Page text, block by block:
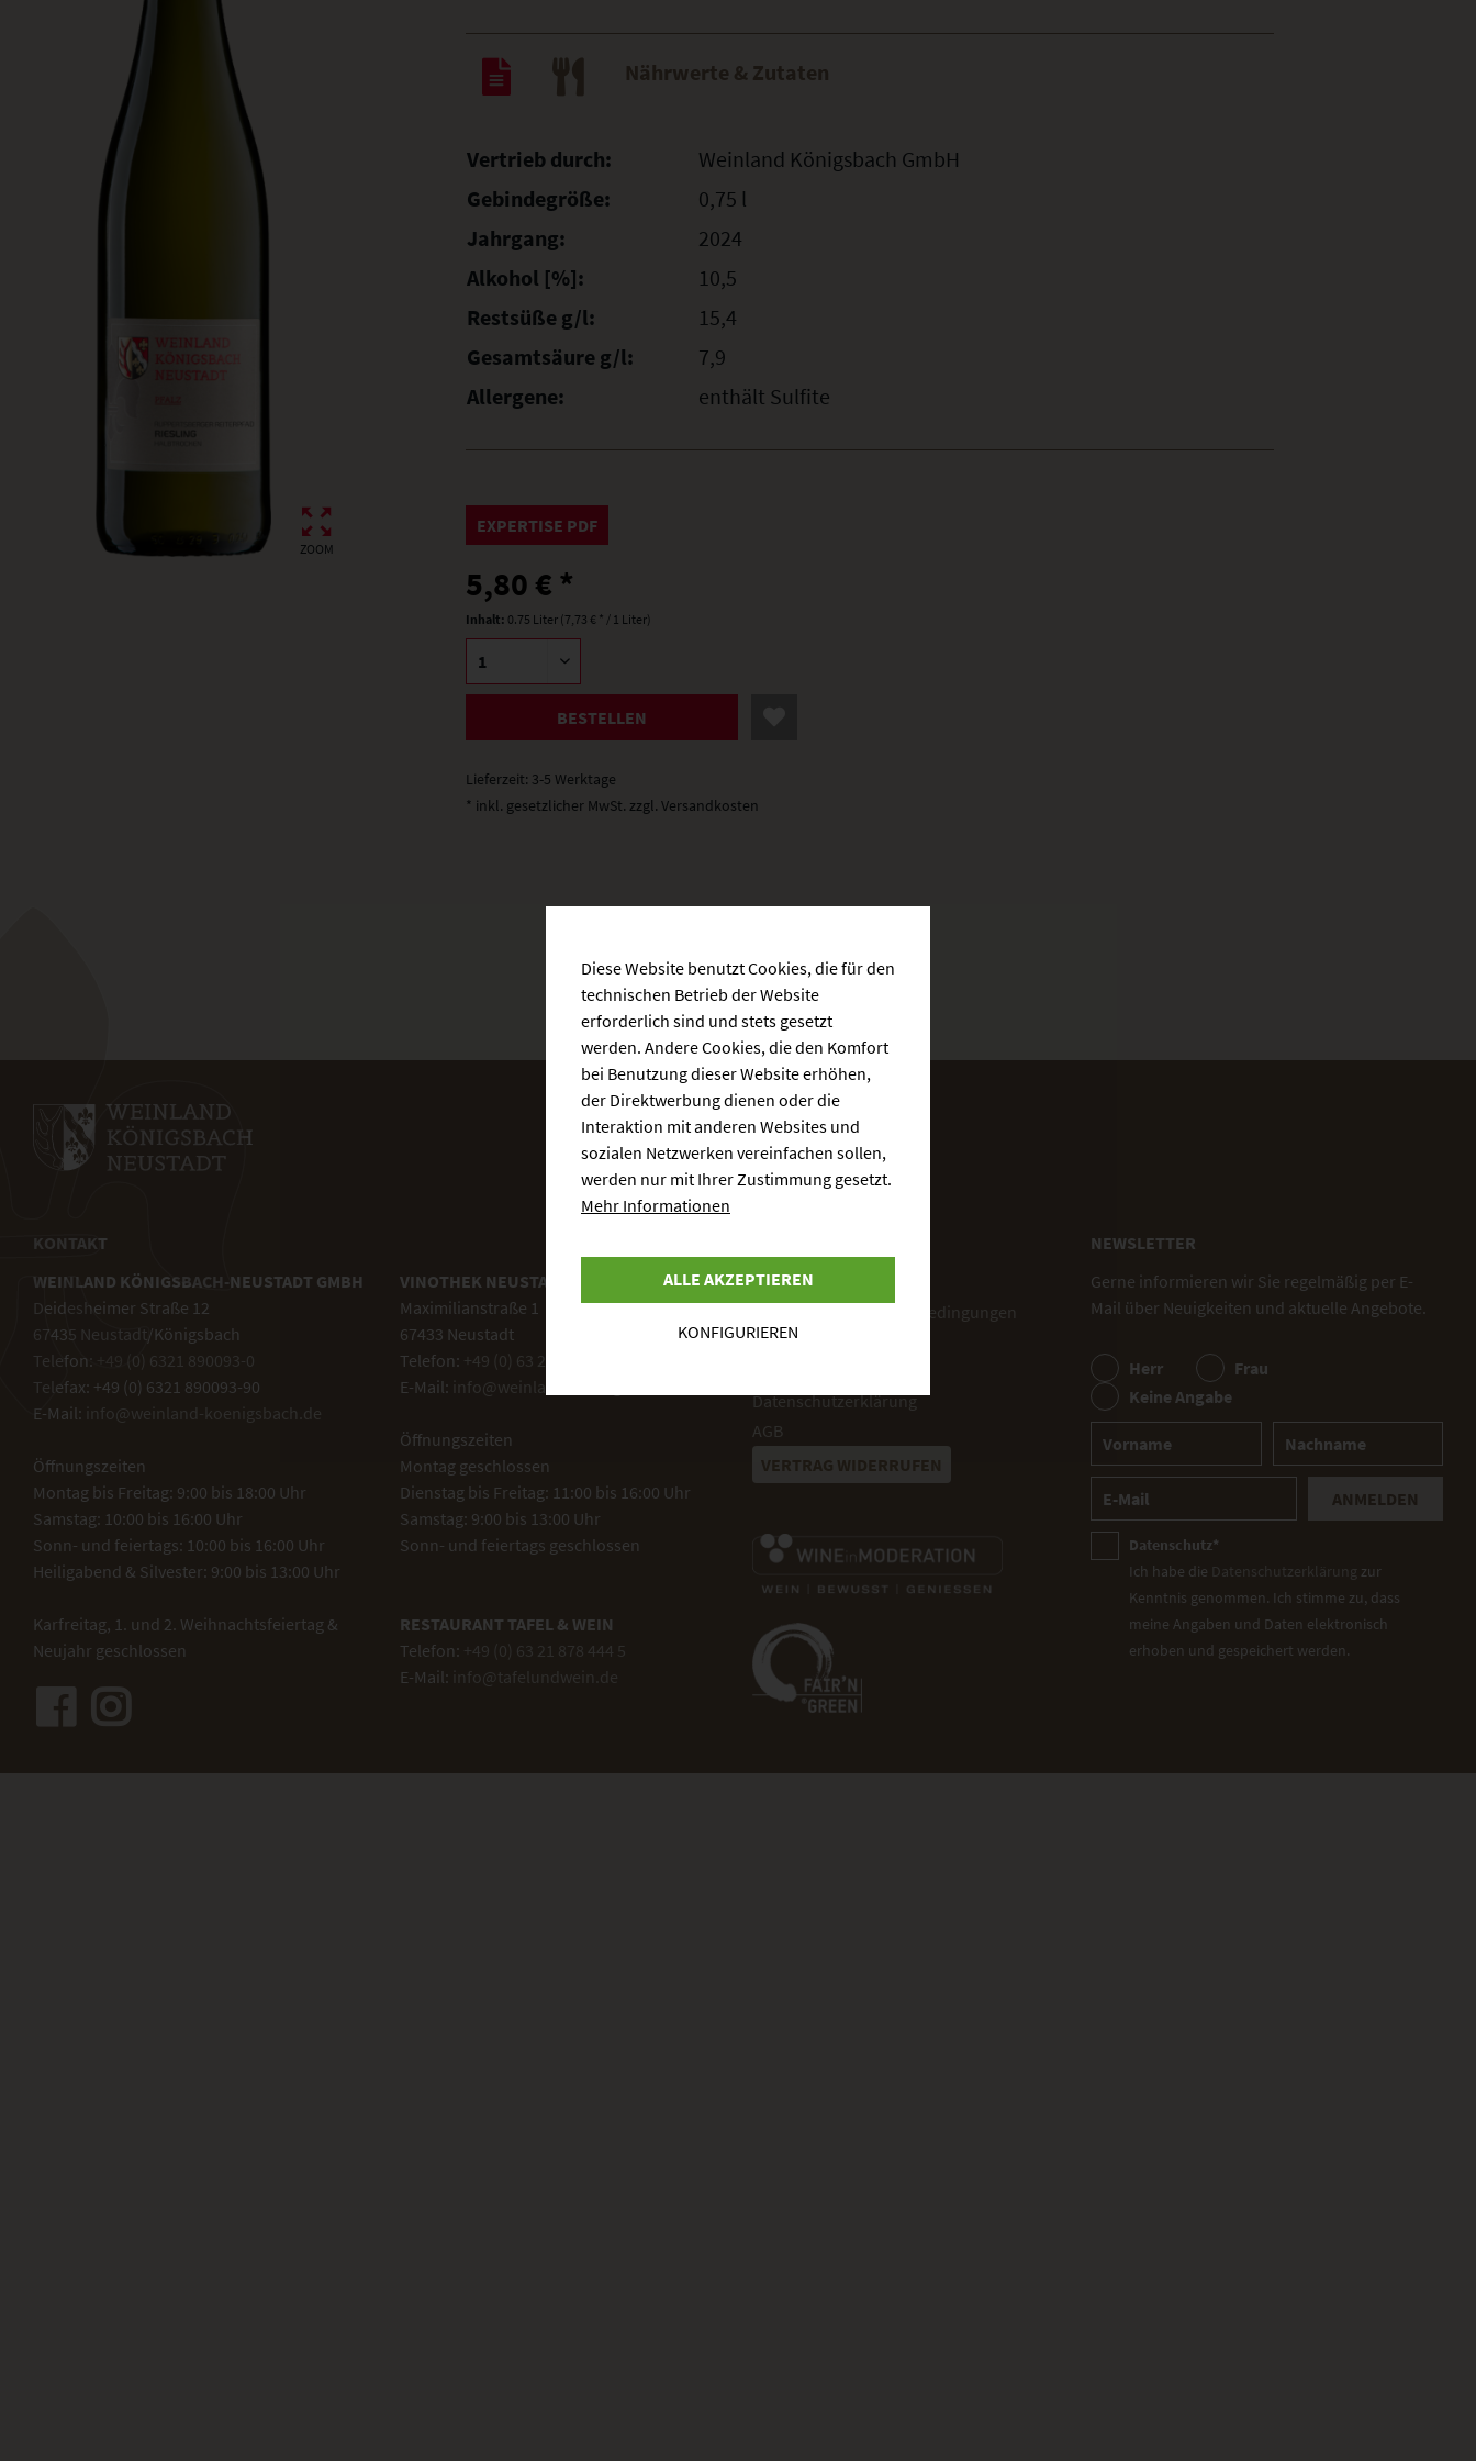
ZOOM
Nährwerte & Zutaten
Vertrieb durch:
Weinland Königsbach GmbH
Gebindegröße:
0,75 l
Jahrgang:
2024
Alkohol [%]:
10,5
Restsüße g/l:
15,4
Gesamtsäure g/l:
7,9
Allergene:
enthält Sulfite
EXPERTISE PDF
5,80 € *
Inhalt: 0.75 Liter (7,73 € * / 1 Liter)
BESTELLEN
Lieferzeit: 3-5 Werktage
* inkl. gesetzlicher MwSt. zzgl. Versandkosten
KONTAKT
WEINLAND KÖNIGSBACH-NEUSTADT GMBH
Deidesheimer Straße 12
67435 Neustadt/Königsbach
Telefon:
+49 (0) 6321 890093-0
Telefax: +49 (0) 6321 890093-90
E-Mail: info@weinland-koenigsbach.de
Öffnungszeiten
Montag bis Freitag: 9:00 bis 18:00 Uhr
Samstag: 10:00 bis 16:00 Uhr
Sonn- und feiertags: 10:00 bis 16:00 Uhr
Heiligabend & Silvester: 9:00 bis 13:00 Uhr
Karfreitag, 1. und 2. Weihnachtsfeiertag &
Neujahr geschlossen
VINOTHEK NEUSTADT
Maximilianstraße 1
67433 Neustadt
Telefon: +49 (0) 63 21 2414
E-Mail: info@weinland-koenigsbach.de
Öffnungszeiten
Montag geschlossen
Dienstag bis Freitag: 11:00 bis 16:00 Uhr
Samstag: 9:00 bis 13:00 Uhr
Sonn- und feiertags geschlossen
RESTAURANT TAFEL & WEIN
Telefon: +49 (0) 63 21 878 444 5
E-Mail: info@tafelundwein.de
Cookie-Einstellungen
Versand und Zahlungsbedingungen
Impressum
Datenschutzerklärung
AGB
VERTRAG WIDERRUFEN
NEWSLETTER
Gerne informieren wir Sie regelmäßig per E-
Mail über Neuigkeiten und aktuelle Angebote.
Herr
Frau
Keine Angabe
ANMELDEN
Datenschutz*
Ich habe die Datenschutzerklärung zur
Kenntnis genommen. Ich stimme zu, dass
meine Angaben und Daten elektronisch
erhoben und gespeichert werden.
Diese Website benutzt Cookies, die für den
technischen Betrieb der Website
erforderlich sind und stets gesetzt
werden. Andere Cookies, die den Komfort
bei Benutzung dieser Website erhöhen,
der Direktwerbung dienen oder die
Interaktion mit anderen Websites und
sozialen Netzwerken vereinfachen sollen,
werden nur mit Ihrer Zustimmung gesetzt.
Mehr Informationen
ALLE AKZEPTIEREN
KONFIGURIEREN